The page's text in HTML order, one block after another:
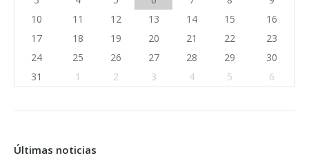
10
11 12 13 14 15
16
17
18 19 20 21 22
23
24
25 26 27 28 29
30
31
1 2 3 4 5 6
Últimas noticias